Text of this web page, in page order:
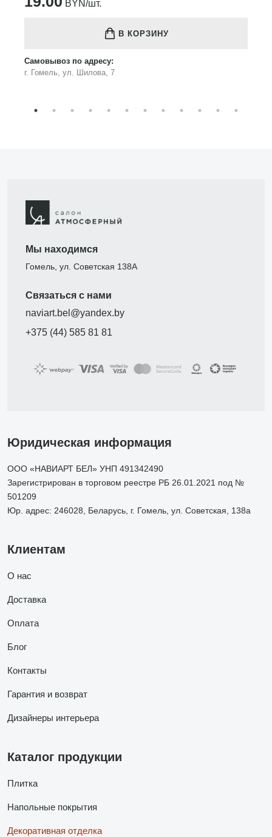
BYN/шт.
В КОРЗИНУ
Самовывоз по адресу:
г. Гомель, ул. Шилова, 7
Мы находимся
Гомель, ул. Советская 138А
Связаться с нами
naviart.bel@yandex.by
+375 (44) 585 81 81
Юридическая информация
ООО «НАВИАРТ БЕЛ» УНП 491342490
Зарегистрирован в торговом реестре РБ 26.01.2021 под №
501209
Юр. адрес: 246028, Беларусь, г. Гомель, ул. Советская, 138а
Клиентам
О нас
Доставка
Оплата
Блог
Контакты
Гарантия и возврат
Дизайнеры интерьера
Каталог продукции
Плитка
Напольные покрытия
Декоративная отделка